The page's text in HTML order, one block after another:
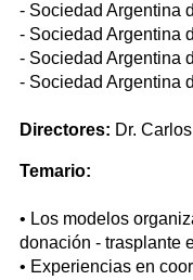
- Sociedad Argentina
- Sociedad Argentina
- Sociedad Argentina
- Sociedad Argentina
Directores: Dr.
Temario:
• Los modelos
donación - trasplante
• Experiencias en